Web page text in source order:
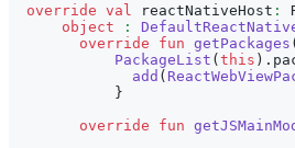
override val reactNativeHost :
object
:
override
fun getPackages (
PackageList ( this ) .
add (
}
override
fun